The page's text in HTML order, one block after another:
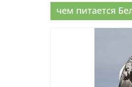
чем питается